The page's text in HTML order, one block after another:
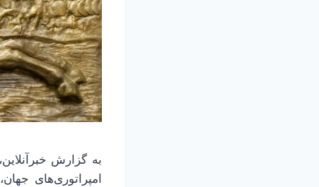
امپراتوری‌های